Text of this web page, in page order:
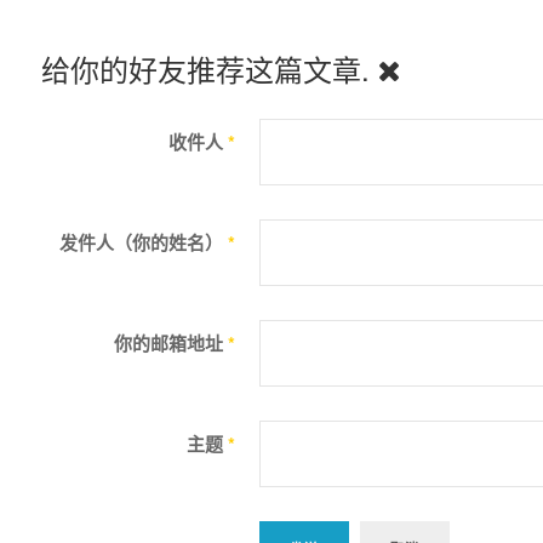
给你的好友推荐这篇文章.
收件人*
发件人（你的姓名） *
你的邮箱地址*
主题*